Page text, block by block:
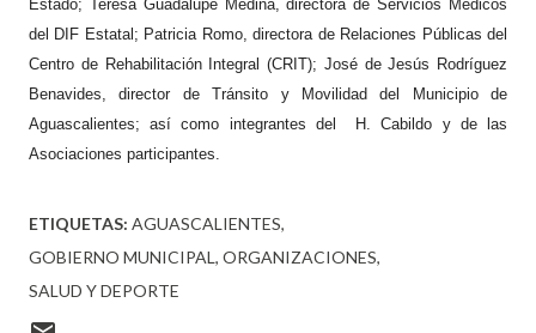
Estado; Teresa Guadalupe Medina, directora de Servicios Médicos
del DIF Estatal; Patricia Romo, directora de Relaciones Públicas del
Centro de Rehabilitación Integral (CRIT); José de Jesús Rodríguez
Benavides, director de Tránsito y Movilidad del Municipio de
Aguascalientes; así como integrantes del H. Cabildo y de las
Asociaciones participantes.
ETIQUETAS: AGUASCALIENTES
GOBIERNO MUNICIPAL ORGANIZACIONES
SALUD Y DEPORTE